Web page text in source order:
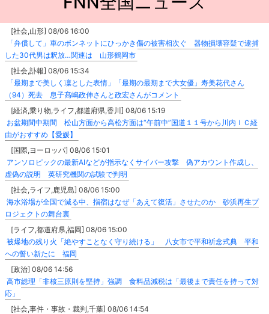
[社会,山形] 08/06 16:00
「弁償して」車のボンネットにひっかき傷の被害相次ぐ 器物損壊容疑で逮捕
した30代男は釈放…関連は 山形鶴岡市
[社会,訃報] 08/06 15:34
「最期まで美しく凜とした表情」「最期の最期まで大女優」寿美花代さん
（94）死去 息子髙嶋政伸さんと政宏さんがコメント
[経済,乗り物,ライフ,都道府県,香川] 08/06 15:19
お盆期間中期間 松山方面から高松方面は“午前中”国道１１号から川内ＩＣ経
由がおすすめ【愛媛】
[国際,ヨーロッパ] 08/06 15:01
アンソロピックの最新AIなどが指示なくサイバー攻撃 偽アカウント作成し、
虚偽の説明 英研究機関の試験で判明
[社会,ライフ,鹿児島] 08/06 15:00
海水浴場が全国で減る中、指宿はなぜ「あえて復活」させたのか 砂浜再生プ
ロジェクトの舞台裏
[ライフ,都道府県,福岡] 08/06 15:00
被爆地の残り火「絶やすことなく守り続ける」 八女市で平和祈念式典 平和
への誓い新たに 福岡
[政治] 08/06 14:56
高市総理「非核三原則を堅持」強調 食料品減税は「最後まで責任を持って対
応」
[社会,事件・事故・裁判,千葉] 08/06 14:54